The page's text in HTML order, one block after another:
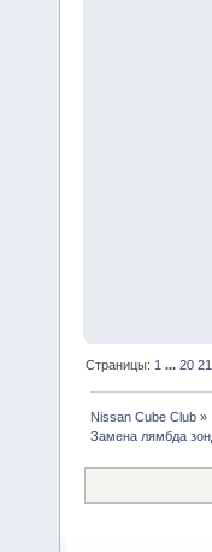
Страницы:1 ...20 21
Nissan Cube Club »
Замена лямбда